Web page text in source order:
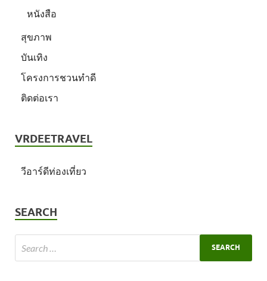
หนังสือ
สุขภาพ
บันเทิง
โครงการชวนทำดี
ติดต่อเรา
VRDEETRAVEL
วีอาร์ดีท่องเที่ยว
SEARCH